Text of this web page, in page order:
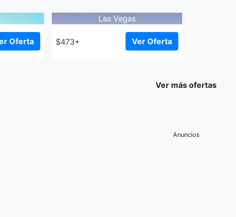
Oferta
Las Vegas
$473+ Ver Oferta
Ver más ofertas
Anuncios